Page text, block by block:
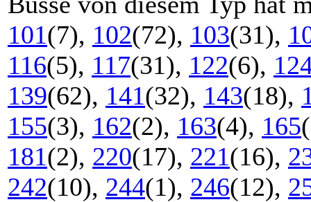
101(7), 102(72), 103(31),
116(5), 117(31), 122(6),
139(62), 141(32), 143(18),
155(3), 162(2), 163(4), 165
181(2), 220(17), 221(16),
242(10), 244(1), 246(12),